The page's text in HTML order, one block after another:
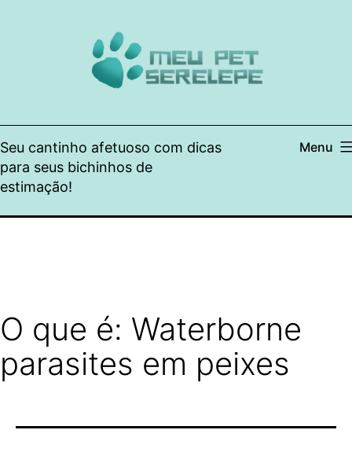
Seu cantinho afetuoso com dicas
para seus bichinhos de
estimação!
Menu
O que é: Waterborne
parasites em peixes